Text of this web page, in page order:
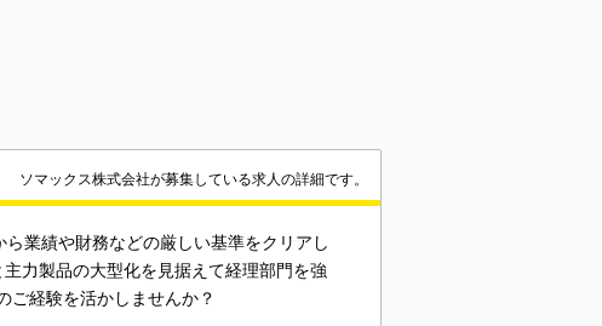
ソマックス株式会社が募集している求人の詳細です。
業績や財務などの厳しい基準をクリアし
力製品の大型化を見据えて経理部門を強
ご経験を活かしませんか？